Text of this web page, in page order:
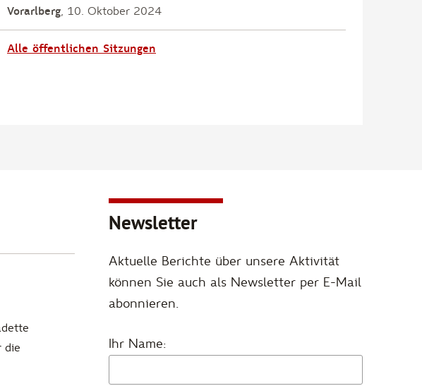
Vorarlberg, 10. Oktober 2024
Alle öffentlichen Sitzungen
die
Newsletter
Aktuelle Berichte über unsere Aktivität
können Sie auch als Newsletter per E-Mail
abonnieren.
Ihr Name: